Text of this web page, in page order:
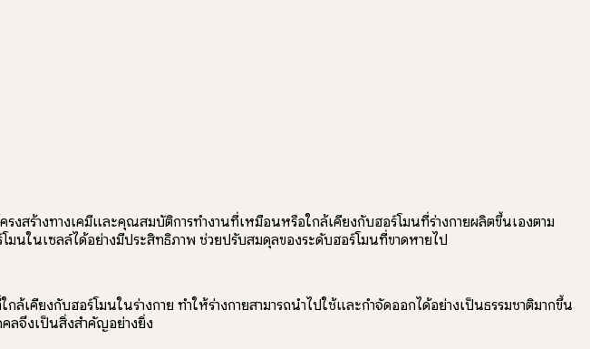
ร้างทางเคมีและคุณสมบัติการทำงานที่เหมือนหรือใกล้เคียงกับฮอร์โมนที่ร่างกายผลิตขึ้นเองตาม
โมนในเซลล์ได้อย่างมีประสิทธิภาพ ช่วยปรับสมดุลของระดับฮอร์โมนที่ขาดหายไป
เคียงกับฮอร์โมนในร่างกาย ทำให้ร่างกายสามารถนำไปใช้และกำจัดออกได้อย่างเป็นธรรมชาติมากขึ้น
คลจึงเป็นสิ่งสำคัญอย่างยิ่ง